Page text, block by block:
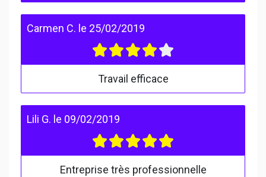
Carmen C. le 25/02/2019
Travail efficace
Lili G. le 09/02/2019
Entreprise très professionnelle